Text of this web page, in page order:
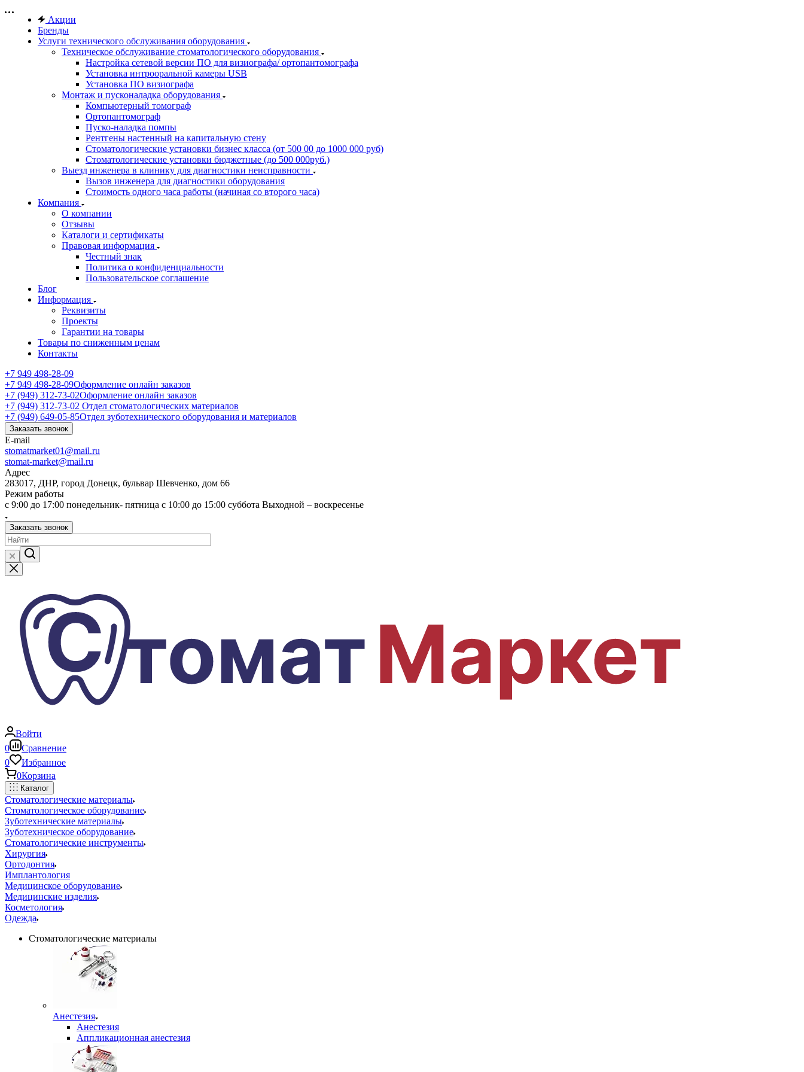
Акции
Бренды
Услуги технического обслуживания оборудования
Техническое обслуживание стоматологического оборудования
Настройка сетевой версии ПО для визиографа/ ортопантомографа
Установка интрооральной камеры USB
Установка ПО визиографа
Монтаж и пусконаладка оборудования
Компьютерный томограф
Ортопантомограф
Пуско-наладка помпы
Рентгены настенный на капитальную стену
Стоматологические установки бизнес класса (от 500 00 до 1000 000 руб)
Стоматологические установки бюджетные (до 500 000руб.)
Выезд инженера в клинику для диагностики неисправности
Вызов инженера для диагностики оборудования
Стоимость одного часа работы (начиная со второго часа)
Компания
О компании
Отзывы
Каталоги и сертификаты
Правовая информация
Честный знак
Политика о конфиденциальности
Пользовательское соглашение
Блог
Информация
Реквизиты
Проекты
Гарантии на товары
Товары по сниженным ценам
Контакты
+7 949 498-28-09
+7 949 498-28-09Оформление онлайн заказов
+7 (949) 312-73-02Оформление онлайн заказов
+7 (949) 312-73-02 Отдел стоматологических материалов
+7 (949) 649-05-85Отдел зуботехнического оборудования и материалов
Заказать звонок
E-mail
stomatmarket01@mail.ru
stomat-market@mail.ru
Адрес
283017, ДНР, город Донецк, бульвар Шевченко, дом 66
Режим работы
с 9:00 до 17:00 понедельник- пятница с 10:00 до 15:00 суббота Выходной – воскресенье
Заказать звонок
Войти
0
Сравнение
0
Избранное
0Корзина
Каталог
Стоматологические материалы
Стоматологическое оборудование
Зуботехнические материалы
Зуботехническое оборудование
Стоматологические инструменты
Хирургия
Ортодонтия
Имплантология
Медицинское оборудование
Медицинские изделия
Косметология
Одежда
Стоматологические материалы
Анестезия
Анестезия
Аппликационная анестезия